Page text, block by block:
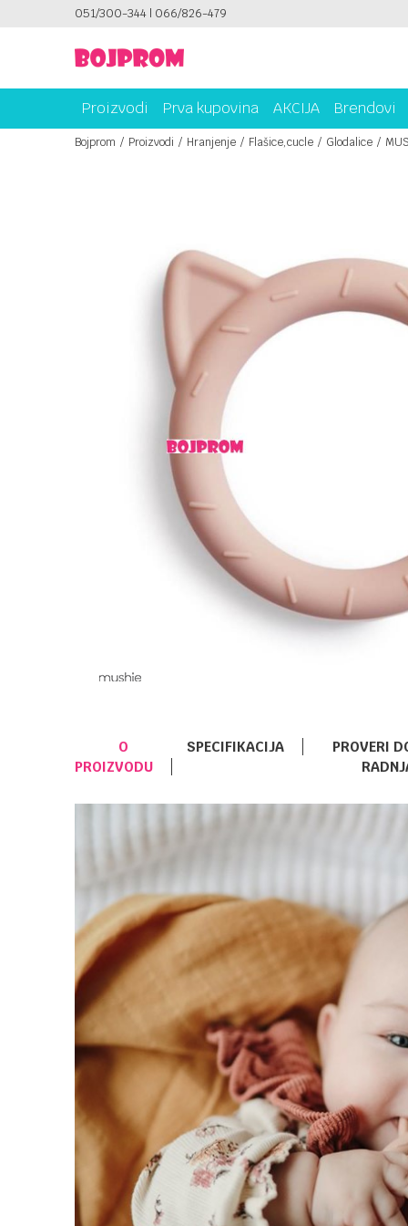
051/300-344 | 066/826-479PLATI UNICREDIT KARTICOM NA RATE!
Proizvodi Prva kupovina AKCIJA Brendovi
Bojprom Proizvodi Hranjenje Flašice,cucle Glodalice
O
PROIZVODU
SPECIFIKACIJA
PROVERI